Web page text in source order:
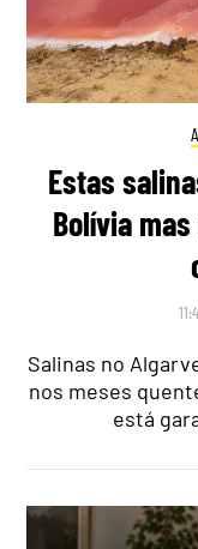
Estas
Bolívia
Salinas no
nos meses
está